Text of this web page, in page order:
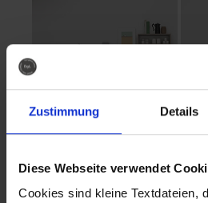
Zustimmung Details
Diese Webseite verwendet
Cookies sind kleine Textdateien,
Fotografo: Lorenz